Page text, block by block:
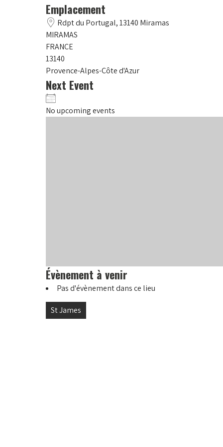
Emplacement
Rdpt du Portugal, 13140 Miramas
MIRAMAS
FRANCE
13140
Provence-Alpes-Côte d'Azur
Next Event
No upcoming events
Évènement à venir
Pas d'évènement dans ce lieu
Navigation
St James